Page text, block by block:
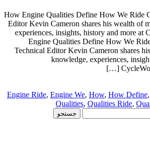
How Engine Qualities Define How We Ride
Editor Kevin Cameron shares his wealth of
experiences, insights, history and more at
Engine Qualities Define How We
Technical Editor Kevin Cameron shares
knowledge, experiences,
Engine Ride, Engine We, How, How Define,
Qualities, Qualities Ride,